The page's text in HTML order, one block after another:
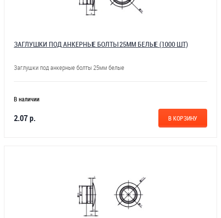
ЗАГЛУШКИ ПОД АНКЕРНЫЕ БОЛТЫ 25ММ БЕЛЫЕ (1000 ШТ)
Заглушки под анкерные болты 25мм белые
В наличии
2.07 р. В КОРЗИНУ